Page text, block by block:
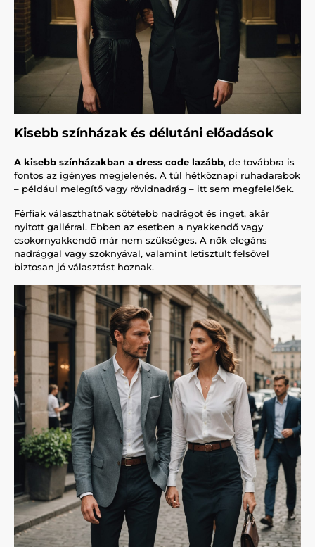
Kisebb színházak és délutáni előadások
A kisebb színházakban a dress code lazább, de továbbra is
fontos az igényes megjelenés. A túl hétköznapi ruhadarabok
– például melegítő vagy rövidnadrág – itt sem megfelelőek.
Férfiak választhatnak sötétebb nadrágot és inget, akár
nyitott gallérral. Ebben az esetben a nyakkendő vagy
csokornyakkendő már nem szükséges. A nők elegáns
nadrággal vagy szoknyával, valamint letisztult felsővel
biztosan jó választást hoznak.